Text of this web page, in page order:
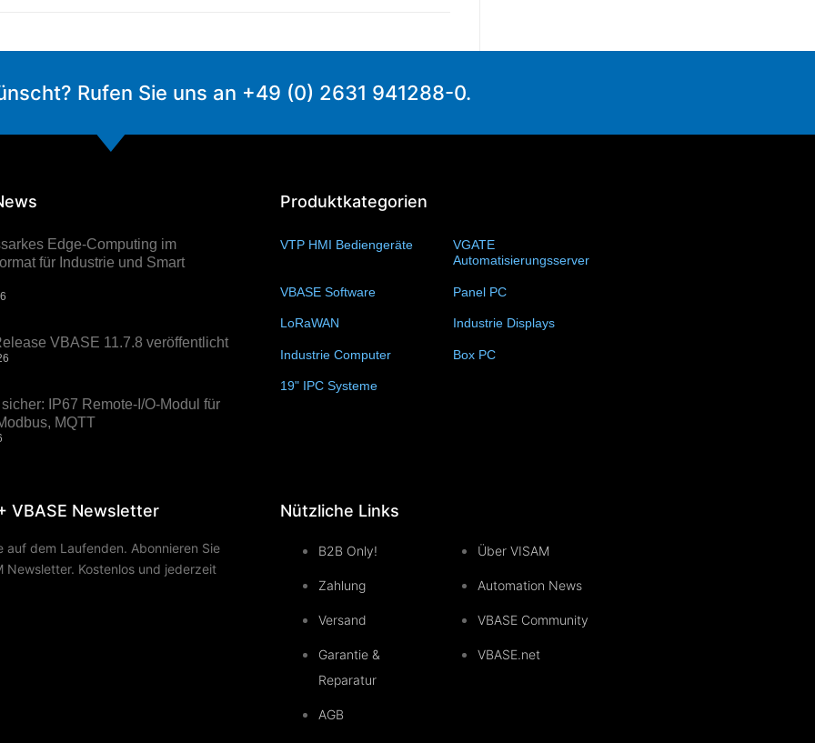
Rufen Sie uns an +49 (0) 2631 941288-0.
Edge-Computing im
für Industrie und Smart
VBASE 11.7.8 veröffentlicht
IP67 Remote-I/O-Modul für
MQTT
Produktkategorien
VTP HMI Bediengeräte
VGATE
Automatisierungsserver
VBASE Software Panel PC
LoRaWAN Industrie Displays
Industrie Computer Box PC
19" IPC Systeme
VBASE Newsletter
auf dem Laufenden. Abonnieren Sie
Newsletter. Kostenlos und jederzeit
Nützliche Links
B2B Only!
Zahlung
Versand
Garantie &
Reparatur
AGB
Über VISAM
Automation News
VBASE Community
VBASE.net